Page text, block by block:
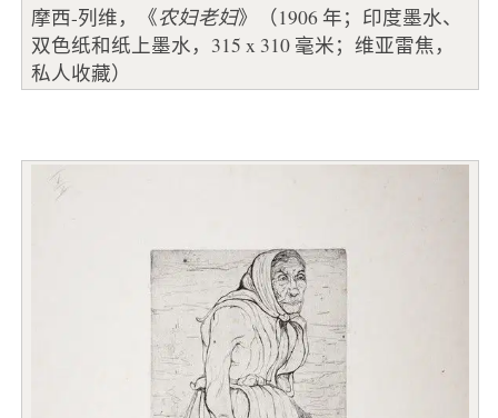
摩西-列维，《农妇老妇》（1906 年；印度墨水、
双色纸和纸上墨水，315 x 310 毫米；维亚雷焦，
私人收藏）